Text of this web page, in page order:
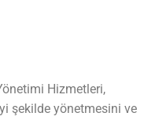
Hizmetleri,
şekilde yönetmesini ve